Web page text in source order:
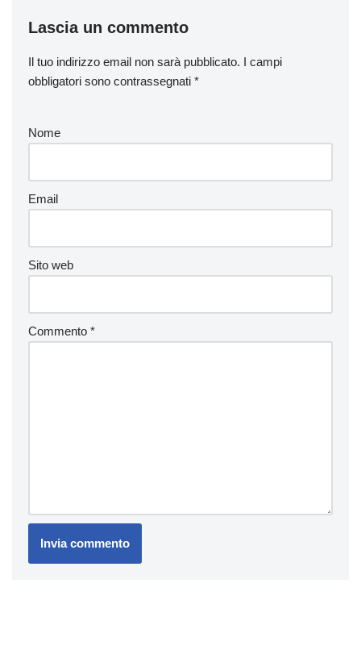
Lascia un commento
Il tuo indirizzo email non sarà pubblicato. I campi
obbligatori sono contrassegnati *
Nome
Email
Sito web
Commento *